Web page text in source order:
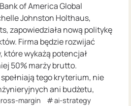
of America Global
Johnston Holthaus,
zapowiedziała nową politykę
Firma będzie rozwijać
które wykażą potencjał
50% marży brutto.
tego kryterium, nie
ani budżetu,
margin
ai-strategy